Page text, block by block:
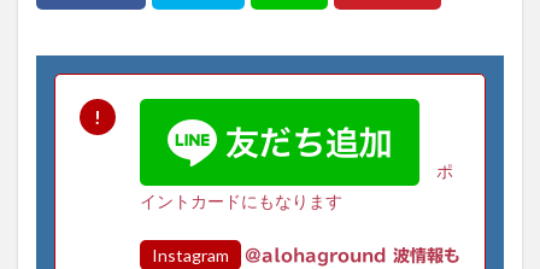
ポ
イントカードにもなります
Instagram
@alohaground 波情報も